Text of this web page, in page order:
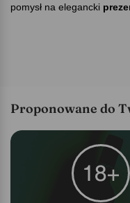
pomysł na elegancki
Proponowane do